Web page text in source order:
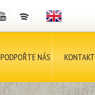
PODPOŘTE NÁS KONTAKT